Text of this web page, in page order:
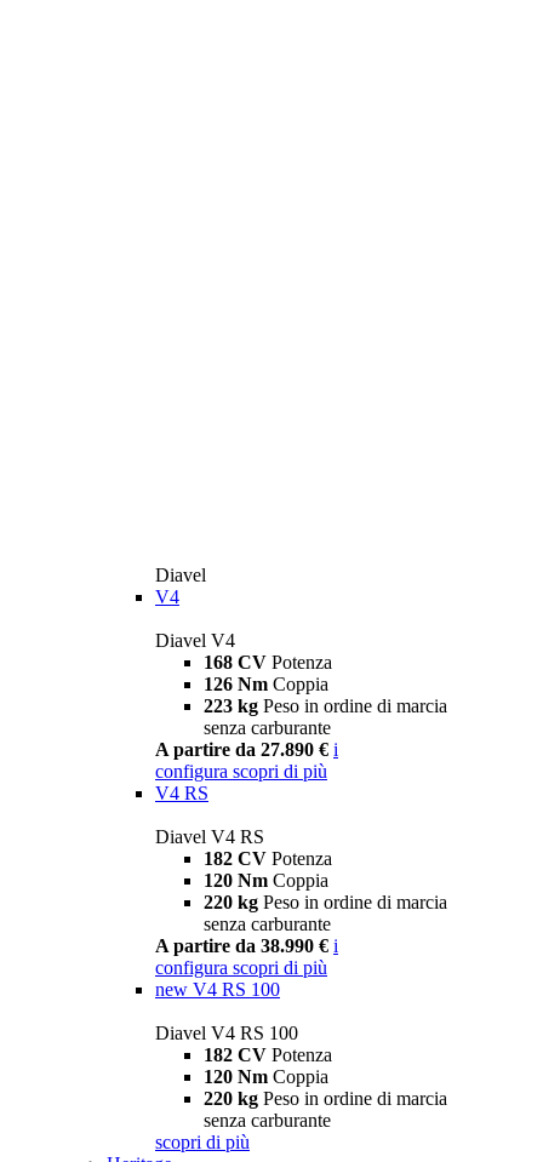
Diavel
V4
Diavel V4
168 CV Potenza
126 Nm Coppia
223 kg Peso in ordine di marcia
senza carburante
A partire da 27.890 € i
configura scopri di più
V4 RS
Diavel V4 RS
182 CV Potenza
120 Nm Coppia
220 kg Peso in ordine di marcia
senza carburante
A partire da 38.990 € i
configura scopri di più
new V4 RS 100
Diavel V4 RS 100
182 CV Potenza
120 Nm Coppia
220 kg Peso in ordine di marcia
senza carburante
scopri di più